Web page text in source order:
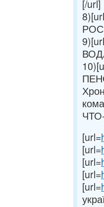
[/url]
[url=
[url=
[url=
[url=
[url=